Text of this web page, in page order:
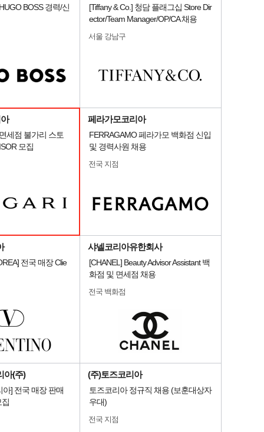
BOSS 경력/신
[Tiffany & Co.] 청담 플래그십 Store Dir
ector/Team Manager/OP/CA 채용
서울 강남구
세점 불가리 스토
모집
페라가모코리아
FERRAGAMO 페라가모 백화점 신입
및 경력사원 채용
전국 지점
전국 매장 Clie
샤넬코리아유한회사
[CHANEL] Beauty Advisor Assistant 백
화점 및 면세점 채용
전국 백화점
아(주)
] 전국 매장 판매
(주)토즈코리아
토즈코리아 정규직 채용 (보훈대상자
우대)
전국 지점